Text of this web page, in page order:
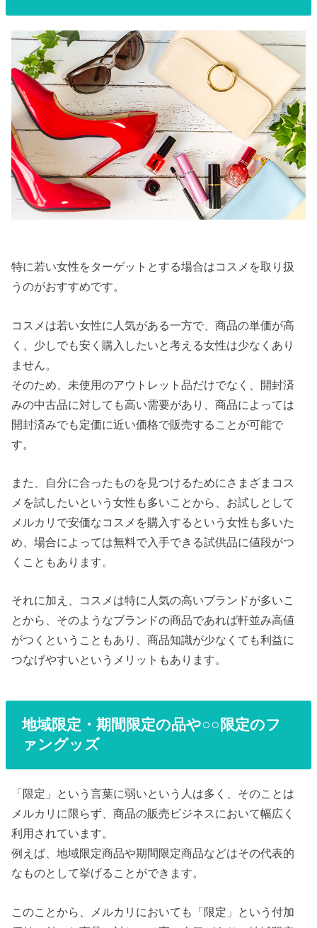
特に若い女性をターゲットとする場合はコスメを取り扱
うのがおすすめです。
コスメは若い女性に人気がある一方で、商品の単価が高
く、少しでも安く購入したいと考える女性は少なくあり
ません。
そのため、未使用のアウトレット品だけでなく、開封済
みの中古品に対しても高い需要があり、商品によっては
開封済みでも定価に近い価格で販売することが可能で
す。
また、自分に合ったものを見つけるためにさまざまコス
メを試したいという女性も多いことから、お試しとして
メルカリで安価なコスメを購入するという女性も多いた
め、場合によっては無料で入手できる試供品に値段がつ
くこともあります。
それに加え、コスメは特に人気の高いブランドが多いこ
とから、そのようなブランドの商品であれば軒並み高値
がつくということもあり、商品知識が少なくても利益に
つなげやすいというメリットもあります。
地域限定・期間限定の品や○○限定のフ
ァングッズ
「限定」という言葉に弱いという人は多く、そのことは
メルカリに限らず、商品の販売ビジネスにおいて幅広く
利用されています。
例えば、地域限定商品や期間限定商品などはその代表的
なものとして挙げることができます。
このことから、メルカリにおいても「限定」という付加